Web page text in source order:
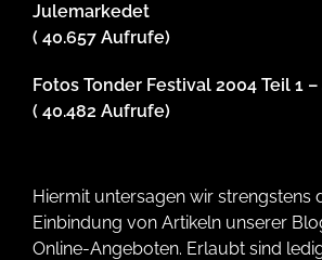
Julemarkedet
( 40.657 Aufrufe)
Fotos Tonder Festival 2004 Teil 1 –
( 40.482 Aufrufe)
Hiermit untersagen wir strengstens
Einbindung von Artikeln unserer
Online-Angeboten. Erlaubt sind